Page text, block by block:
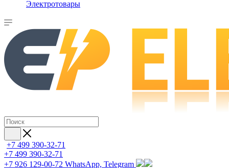
Электротовары
+7 499 390-32-71
+7 499 390-32-71
+7 926 129-00-72 WhatsApp, Telegram